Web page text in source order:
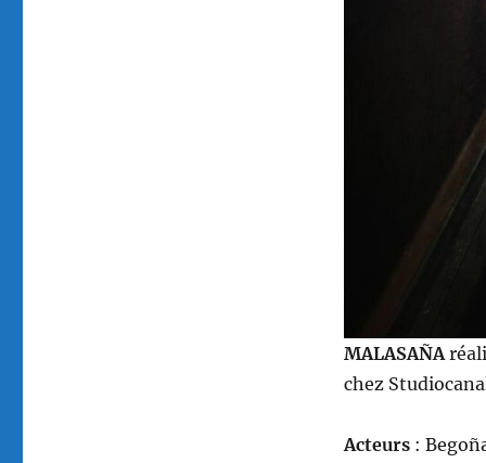
MALASAÑA
chez
Acteurs: